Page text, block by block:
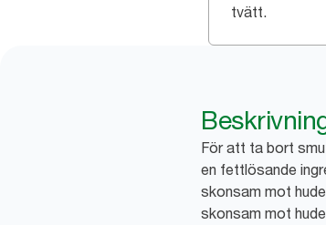
tvätt.
För att ta bort
en fettlösande
skonsam mot
skonsam mot